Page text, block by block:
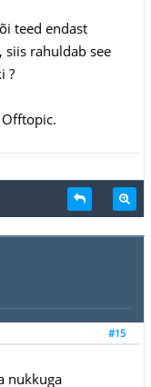
teed endast
siis rahuldab see
?
#15
nukkuga